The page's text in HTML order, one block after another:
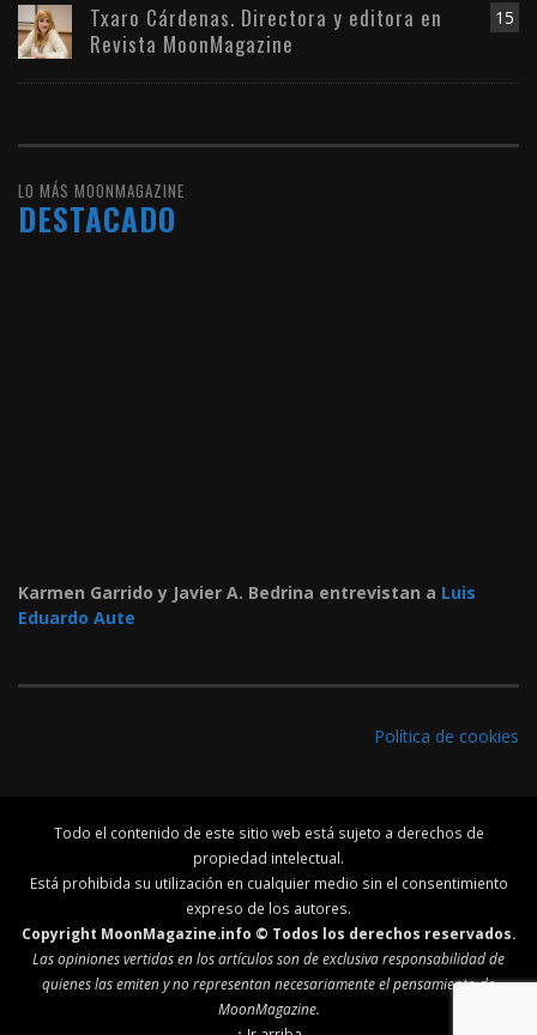
15
Txaro Cárdenas. Directora y editora en
Revista MoonMagazine
LO MÁS MOONMAGAZINE
DESTACADO
Karmen Garrido y Javier A. Bedrina entrevistan a Luis
Eduardo Aute
Política de cookies
Todo el contenido de este sitio web está sujeto a derechos de
propiedad intelectual.
Está prohibida su utilización en cualquier medio sin el consentimiento
expreso de los autores.
Copyright MoonMagazine.info © Todos los derechos reservados.
Las opiniones vertidas en los artículos son de exclusiva responsabilidad de
quienes las emiten y no representan necesariamente el pensamiento de
MoonMagazine.